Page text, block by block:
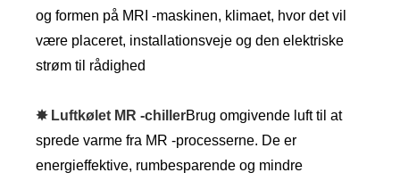
og formen på MRI -maskinen, klimaet, hvor det vil
være placeret, installationsveje og den elektriske
strøm til rådighed
✸ Luftkølet MR -chillerBrug omgivende luft til at
sprede varme fra MR -processerne. De er
energieffektive, rumbesparende og mindre